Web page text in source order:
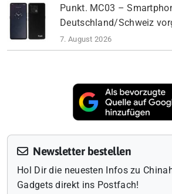
Punkt. MC03 –
Deutschland/Schweiz
7. August 2026
Newsletter bestellen
Hol Dir die neuesten Infos zu
Gadgets direkt ins Postfach!